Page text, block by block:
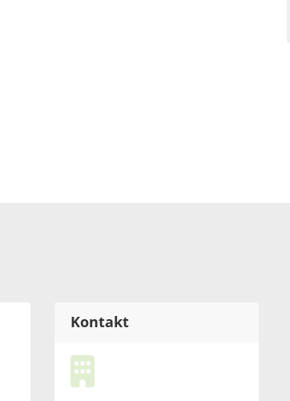
Kontakt